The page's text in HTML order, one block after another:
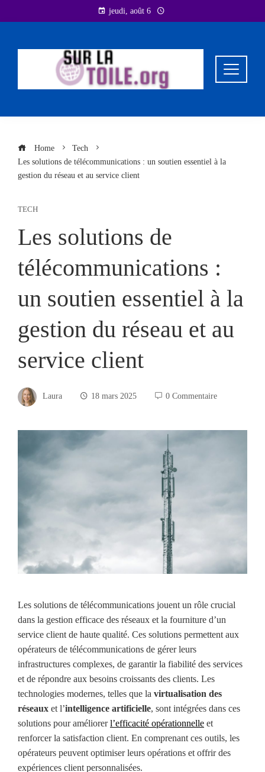
to
jeudi, août 6
Home
Tech
Les solutions de télécommunications : un soutien essentiel à la
gestion du réseau et au service client
TECH
Les solutions de
télécommunications :
un soutien essentiel à la
gestion du réseau et au
service client
Laura 18 mars 2025 0 Commentaire
Les solutions de télécommunications jouent un rôle crucial
dans la gestion efficace des réseaux et la fourniture d’un
service client de haute qualité. Ces solutions permettent aux
opérateurs de télécommunications de gérer leurs
infrastructures complexes, de garantir la fiabilité des services
et de répondre aux besoins croissants des clients. Les
technologies modernes, telles que la virtualisation des
réseaux et l’intelligence artificielle, sont intégrées dans ces
solutions pour améliorerl’efficacité opérationnelle et
renforcer la satisfaction client. En comprenant ces outils, les
opérateurs peuvent optimiser leurs opérations et offrir des
expériences client personnalisées.